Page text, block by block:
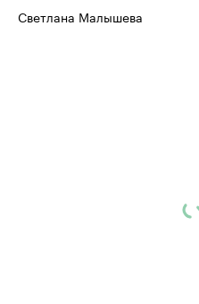
Светлана Малышева